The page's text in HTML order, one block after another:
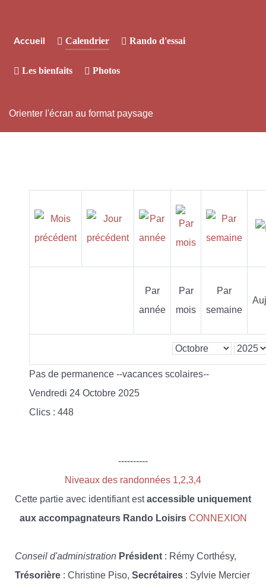
Accueil Calendrier Rando d'essai
Les bienfaits Photos
Orienter l'écran au format paysage
Par
année
Par
mois
Par
semaine
Pas de permanence --vacances scolaires--
Vendredi 24 Octobre 2025
Clics : 448
----------
Niveaux des randonnées 1,2,3,4
Cette partie avec identifiant estaccessible uniquement
aux accompagnateurs Rando Loisirs CONNEXION
Conseil d'administration Président : Rémy Corthésy,
Trésorière : Christine Piso, Secrétaires : Sylvie Mercier